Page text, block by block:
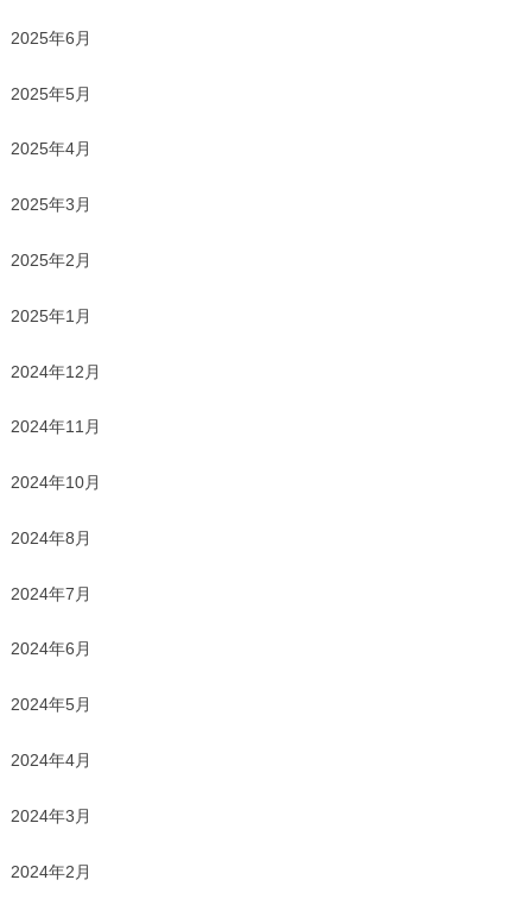
2025年6月
2025年5月
2025年4月
2025年3月
2025年2月
2025年1月
2024年12月
2024年11月
2024年10月
2024年8月
2024年7月
2024年6月
2024年5月
2024年4月
2024年3月
2024年2月